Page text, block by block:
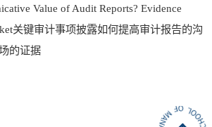
Value of Audit Reports? Evidence
关键审计事项披露如何提高审计报告的沟
的证据